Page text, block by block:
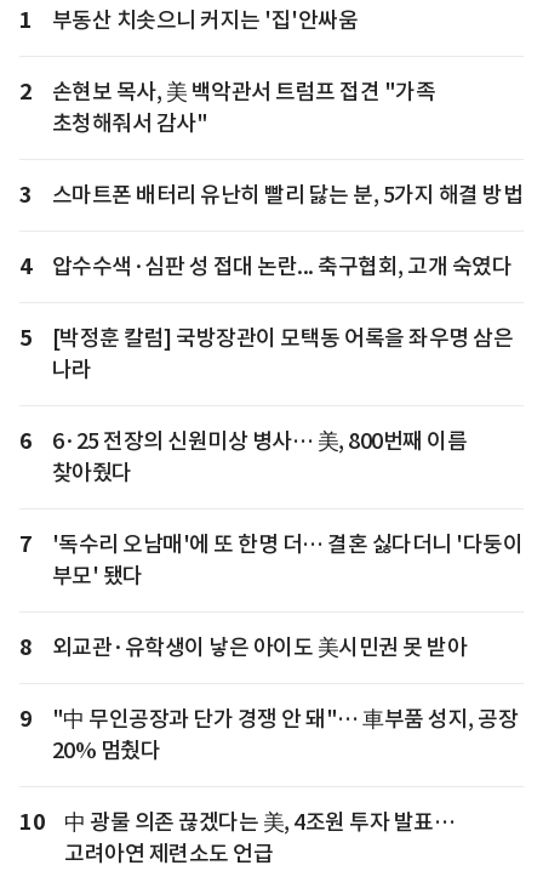
1 부동산 치솟으니 커지는 '집'안싸움
2
손현보 목사, 美 백악관서 트럼프 접견 "가족
초청해줘서 감사"
3 스마트폰 배터리 유난히 빨리 닳는 분, 5가지 해결 방법
4 압수수색·심판 성 접대 논란... 축구협회, 고개 숙였다
5
[박정훈 칼럼] 국방장관이 모택동 어록을 좌우명 삼은
나라
6
6·25 전장의 신원미상 병사… 美, 800번째 이름
찾아줬다
7
'독수리 오남매'에 또 한명 더… 결혼 싫다더니 '다둥이
부모' 됐다
8 외교관·유학생이 낳은 아이도 美시민권 못 받아
9
"中 무인공장과 단가 경쟁 안 돼"… 車부품 성지, 공장
20% 멈췄다
10
中 광물 의존 끊겠다는 美, 4조원 투자 발표…
고려아연 제련소도 언급